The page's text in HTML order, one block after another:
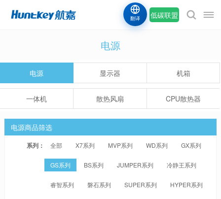
低碳联盟
翻译
电源
电源 显示器 机箱
一体机 散热风扇 CPU散热器
电源商品筛选
系列： 全部 X7系列 MVP系列 WD系列 GX系列
GS系列 BS系列 JUMPER系列 冷静王系列
睿智系列 磐石系列 SUPER系列 HYPER系列